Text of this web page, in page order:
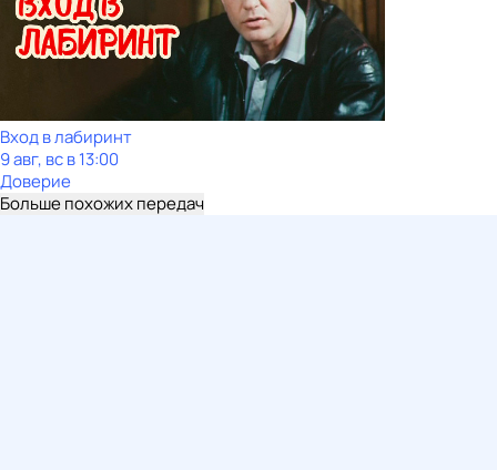
Вход в лабиринт
9 авг, вс в 13:00
Доверие
Больше похожих передач